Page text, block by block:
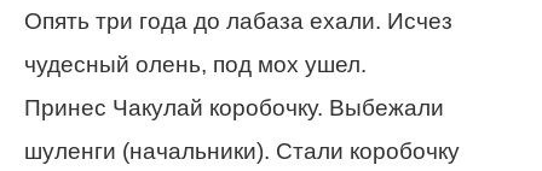
Опять три года до лабаза ехали. Исчез
чудесный олень, под мох ушел.
Принес Чакулай коробочку. Выбежали
шуленги (начальники). Стали коробочку